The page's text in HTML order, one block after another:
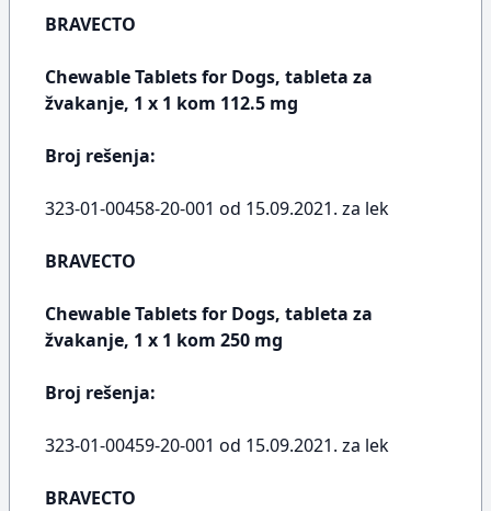
BRAVECTO
Chewable Tablets for Dogs, tableta za
žvakanje, 1 x 1 kom 112.5 mg
Broj rešenja:
323-01-00458-20-001 od 15.09.2021. za lek
BRAVECTO
Chewable Tablets for Dogs, tableta za
žvakanje, 1 x 1 kom 250 mg
Broj rešenja:
323-01-00459-20-001 od 15.09.2021. za lek
BRAVECTO